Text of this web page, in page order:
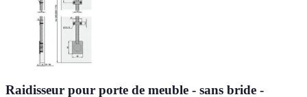
Raidisseur pour porte de meuble - sans bride -